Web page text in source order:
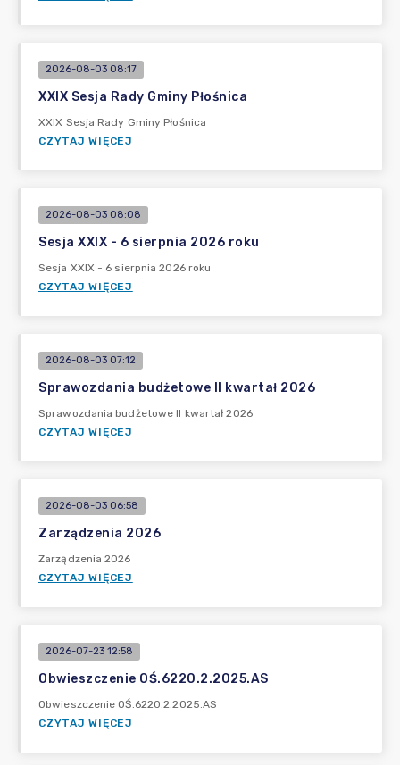
2026-08-03 08:17
XXIX Sesja Rady Gminy Płośnica
XXIX Sesja Rady Gminy Płośnica
CZYTAJ WIĘCEJ
2026-08-03 08:08
Sesja XXIX - 6 sierpnia 2026 roku
Sesja XXIX - 6 sierpnia 2026 roku
CZYTAJ WIĘCEJ
2026-08-03 07:12
Sprawozdania budżetowe II kwartał 2026
Sprawozdania budżetowe II kwartał 2026
CZYTAJ WIĘCEJ
2026-08-03 06:58
Zarządzenia 2026
Zarządzenia 2026
CZYTAJ WIĘCEJ
2026-07-23 12:58
Obwieszczenie OŚ.6220.2.2025.AS
Obwieszczenie OŚ.6220.2.2025.AS
CZYTAJ WIĘCEJ